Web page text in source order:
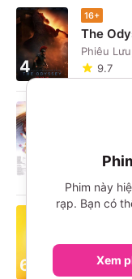
4
16+
The
Phiêu
9.7
5
Hài,
6
P
9.2
Phim này
rạp. Bạn có
Xem